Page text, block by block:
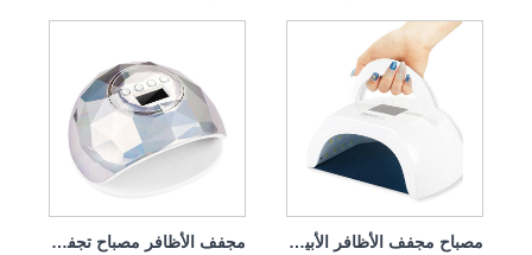
مجفف الأظافر مصباح تجفيف الأظافر لطلاء الأظافر 86 وات مصباح مجفف الأظافر الأبيض، علاج سريع 80 وات، محمول